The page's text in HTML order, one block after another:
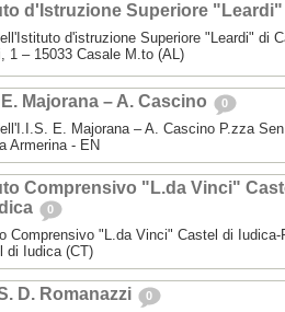
d'Istruzione Superiore
d'istruzione Superiore "Leardi" di
1 – 15033 Casale M.to (AL)
E. Majorana – A. Cascino 0
E. Majorana – A. Cascino P.zza
Armerina - EN
Comprensivo "L.da Vinci"
0
Comprensivo "L.da Vinci" Castel di
di Iudica (CT)
D. Romanazzi 0